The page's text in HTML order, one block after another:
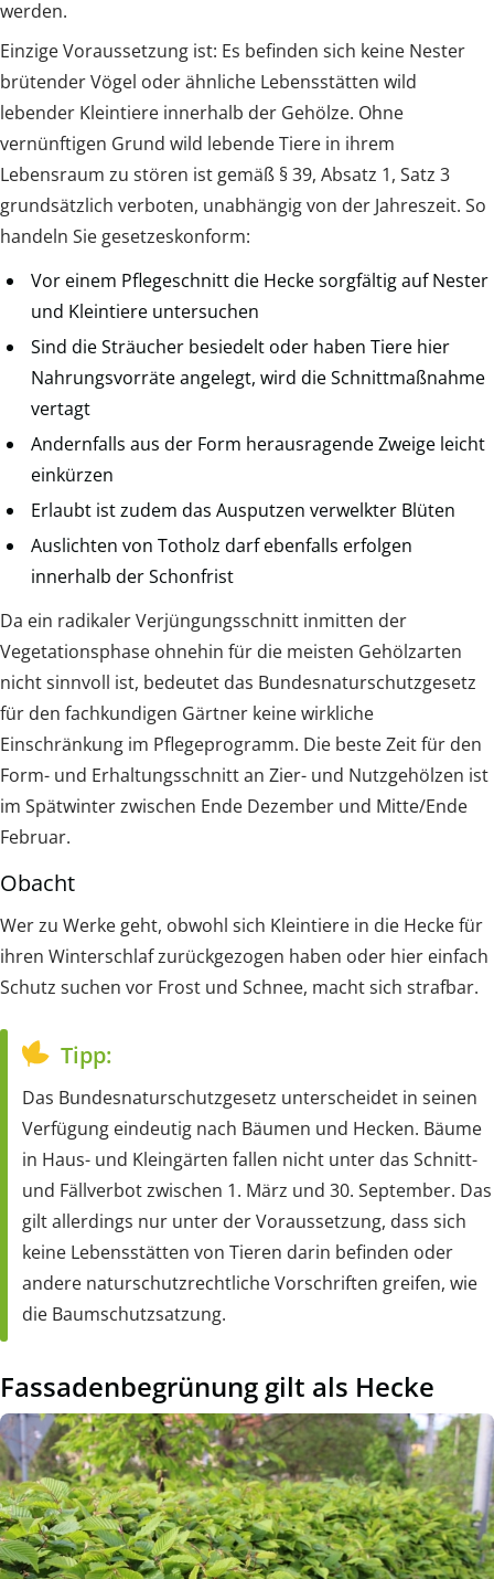
werden.
Einzige Voraussetzung ist: Es befinden sich keine Nester
brütender Vögel oder ähnliche Lebensstätten wild
lebender Kleintiere innerhalb der Gehölze. Ohne
vernünftigen Grund wild lebende Tiere in ihrem
Lebensraum zu stören ist gemäß § 39, Absatz 1, Satz 3
grundsätzlich verboten, unabhängig von der Jahreszeit. So
handeln Sie gesetzeskonform:
Vor einem Pflegeschnitt die Hecke sorgfältig auf Nester
und Kleintiere untersuchen
Sind die Sträucher besiedelt oder haben Tiere hier
Nahrungsvorräte angelegt, wird die Schnittmaßnahme
vertagt
Andernfalls aus der Form herausragende Zweige leicht
einkürzen
Erlaubt ist zudem das Ausputzen verwelkter Blüten
Auslichten von Totholz darf ebenfalls erfolgen
innerhalb der Schonfrist
Da ein radikaler Verjüngungsschnitt inmitten der
Vegetationsphase ohnehin für die meisten Gehölzarten
nicht sinnvoll ist, bedeutet das Bundesnaturschutzgesetz
für den fachkundigen Gärtner keine wirkliche
Einschränkung im Pflegeprogramm. Die beste Zeit für den
Form- und Erhaltungsschnitt an Zier- und Nutzgehölzen ist
im Spätwinter zwischen Ende Dezember und Mitte/Ende
Februar.
Obacht
Wer zu Werke geht, obwohl sich Kleintiere in die Hecke für
ihren Winterschlaf zurückgezogen haben oder hier einfach
Schutz suchen vor Frost und Schnee, macht sich strafbar.
Tipp:
Das Bundesnaturschutzgesetz unterscheidet in seinen
Verfügung eindeutig nach Bäumen und Hecken. Bäume
in Haus- und Kleingärten fallen nicht unter das Schnitt-
und Fällverbot zwischen 1. März und 30. September. Das
gilt allerdings nur unter der Voraussetzung, dass sich
keine Lebensstätten von Tieren darin befinden oder
andere naturschutzrechtliche Vorschriften greifen, wie
die Baumschutzsatzung.
Fassadenbegrünung gilt als Hecke